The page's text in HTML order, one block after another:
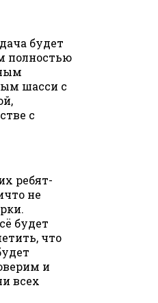
будет
полностью
шасси с
с
ребят-
не
будет
что
и
всех